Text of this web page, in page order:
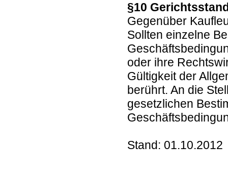
§10
Gegenüber
Sollten einzelne
oder ihre
Gültigkeit der
berührt. An die
gesetzlichen
Stand: 01.10.2012